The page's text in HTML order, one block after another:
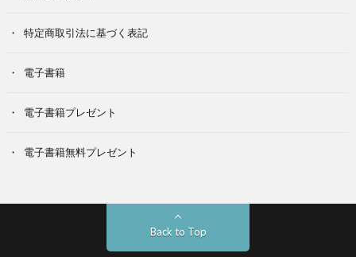
特定商取引法に基づく表記
電子書籍
電子書籍プレゼント
電子書籍無料プレゼント
Back to Top